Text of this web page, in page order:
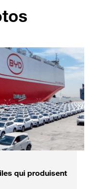
qui produisent